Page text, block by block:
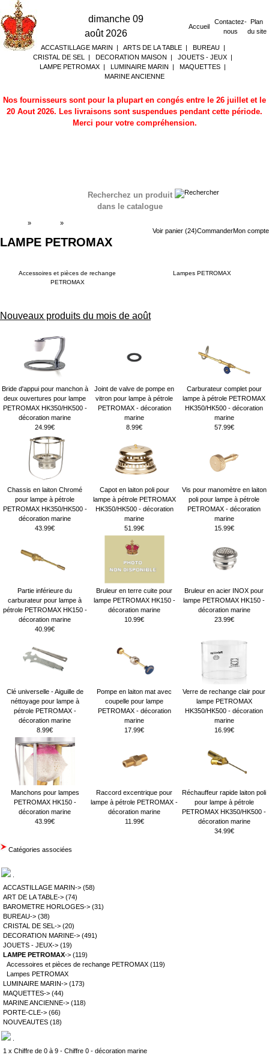
dimanche 09
août 2026
Accueil
Contactez-
nous
Plan
du site
ACCASTILLAGE MARIN | ARTS DE LA TABLE| BUREAU|
CRISTAL DE SEL
| DECORATION MAISON | JOUETS - JEUX |
LAMPE PETROMAX | LUMINAIRE MARIN | MAQUETTES |
MARINE ANCIENNE
Nos fournisseurs sont pour la plupart en congés entre le 26 juillet et le
20 Aout 2026. Les livraisons sont suspendues pendant cette période.
Merci pour votre compréhension.
Recherchez un produit
dans le catalogue
Voir panier (24)CommanderMon compte
» »
LAMPE PETROMAX
Accessoires et pièces de rechange
PETROMAX
Lampes PETROMAX
Nouveaux produits du mois de août
Bride d'appui pour manchon à
deux ouvertures pour lampe
PETROMAX HK350/HK500 -
décoration marine
24.99€
Joint de valve de pompe en
vitron pour lampe à pétrole
PETROMAX - décoration
marine
8.99€
Carburateur complet pour
lampe à pétrole PETROMAX
HK350/HK500 - décoration
marine
57.99€
Chassis en laiton Chromé
pour lampe à pétrole
PETROMAX HK350/HK500 -
décoration marine
43.99€
Capot en laiton poli pour
lampe à pétrole PETROMAX
HK350/HK500 - décoration
marine
51.99€
Vis pour manomètre en laiton
poli pour lampe à pétrole
PETROMAX - décoration
marine
15.99€
Partie inférieure du
carburateur pour lampe à
pétrole PETROMAX HK150 -
décoration marine
40.99€
Bruleur en terre cuite pour
lampe PETROMAX HK150 -
décoration marine
10.99€
Bruleur en acier INOX pour
lampe PETROMAX HK150 -
décoration marine
23.99€
Clé universelle - Aiguille de
néttoyage pour lampe à
pétrole PETROMAX -
décoration marine
8.99€
Pompe en laiton mat avec
coupelle pour lampe
PETROMAX - décoration
marine
17.99€
Verre de rechange clair pour
lampe PETROMAX
HK350/HK500 - décoration
marine
16.99€
Manchons pour lampes
PETROMAX HK150 -
décoration marine
43.99€
Raccord excentrique pour
lampe à pétrole PETROMAX -
décoration marine
11.99€
Réchauffeur rapide laiton poli
pour lampe à pétrole
PETROMAX HK350/HK500 -
décoration marine
34.99€
Catégories associées
ACCASTILLAGE MARIN-> (58)
ART DE LA TABLE-> (74)
BAROMETRE HORLOGES-> (31)
BUREAU-> (38)
CRISTAL DE SEL-> (20)
DECORATION MARINE-> (491)
JOUETS - JEUX-> (19)
LAMPE PETROMAX-> (119)
Accessoires et pièces de rechange PETROMAX (119)
Lampes PETROMAX
LUMINAIRE MARIN-> (173)
MAQUETTES-> (44)
MARINE ANCIENNE-> (118)
PORTE-CLE-> (66)
NOUVEAUTES (18)
1 x Chiffre de 0 à 9 - Chiffre 0 - décoration marine